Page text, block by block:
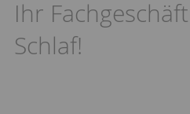
Ihr
Schlaf!